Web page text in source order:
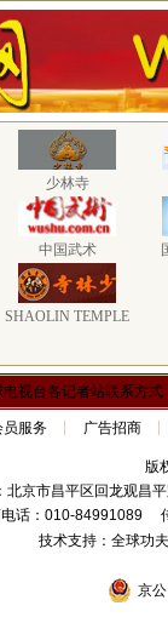
少林寺
中国武术
SHAOLIN TEMPLE
视台各记者站联系方式
员服务 广告招商
版
北京市昌平区回龙观昌
电话：010-84991089
技术支持：全球
京公